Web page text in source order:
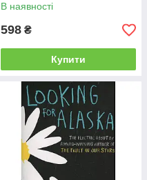
В наявності
598 ₴
Купити